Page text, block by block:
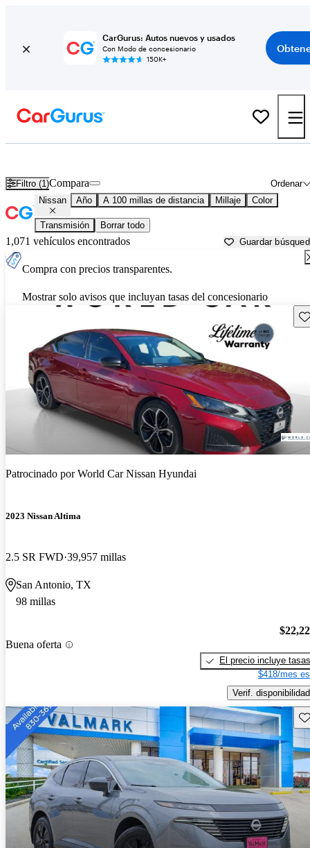
CarGurus: Autos nuevos y usados
Con Modo de concesionario
150K+
Filtro (1) Ordenar
Compara
Nissan Año A 100 millas de distancia Millaje Color
Transmisión Borrar todo
1,071 vehículos encontrados Guardar
Compra con precios transparentes.
Mostrar solo avisos que incluyan tasas del concesionario
Patrocinado porWorld Car Nissan Hyundai
2023 Nissan Altima
2.5 SR FWD 39,957 millas
San Antonio, TX
98 millas
Buena oferta
El precio incluye tasas
$418/mes
Verif. disponibilidad